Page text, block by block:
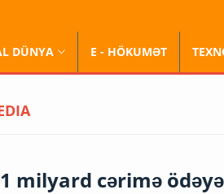
DÜNYA E - HÖKUMƏT
milyard cərimə